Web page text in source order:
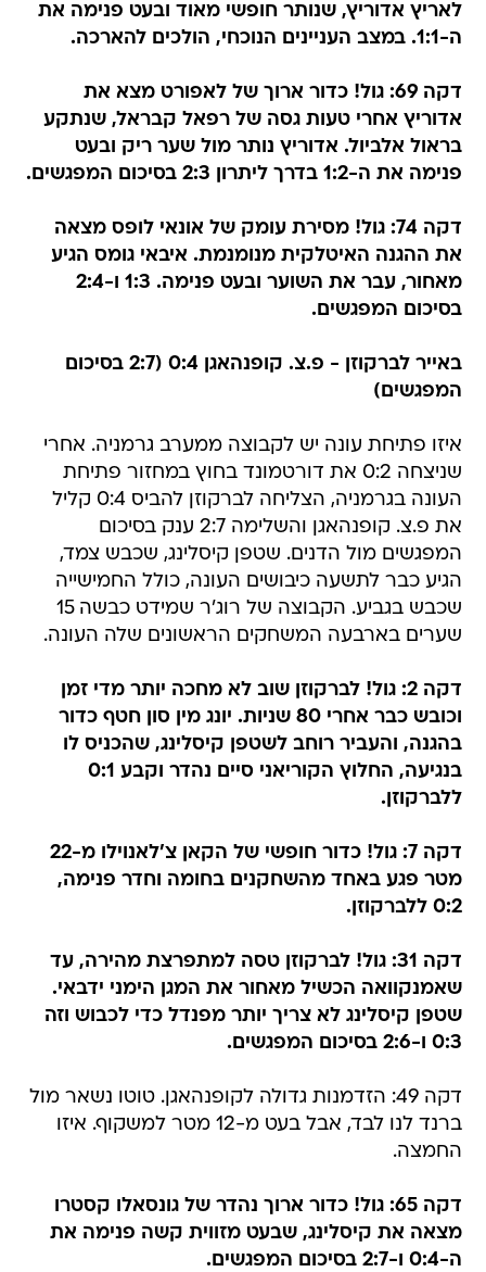
לאריץ אדוריץ, שנותר חופשי מאוד ובעט פנימה את
ה-1:1. במצב העניינים הנוכחי, הולכים להארכה.
דקה 69: גול! כדור ארוך של לאפורט מצא את
אדוריץ אחרי טעות גסה של רפאל קבראל, שנתקע
בראול אלביול. אדוריץ נותר מול שער ריק ובעט
פנימה את ה-1:2 בדרך ליתרון 2:3 בסיכום המפגשים.
דקה 74: גול! מסירת עומק של אונאי לופס מצאה
את ההגנה האיטלקית מנומנמת. איבאי גומס הגיע
מאחור, עבר את השוער ובעט פנימה. 1:3 ו-2:4
בסיכום המפגשים.
באייר לברקוזן - פ.צ. קופנהאגן 0:4
(2:7 בסיכום
המפגשים)
איזו פתיחת עונה יש לקבוצה ממערב גרמניה. אחרי
שניצחה 0:2 את דורטמונד בחוץ במחזור פתיחת
העונה בגרמניה, הצליחה לברקוזן להביס 0:4 קליל
את פ.צ. קופנהאגן והשלימה 2:7 ענק בסיכום
המפגשים מול הדנים. שטפן קיסלינג, שכבש צמד,
הגיע כבר לתשעה כיבושים העונה, כולל החמישייה
שכבש בגביע. הקבוצה של רוג'ר שמידט כבשה 15
שערים בארבעה המשחקים הראשונים שלה העונה.
דקה 2: גול! לברקוזן שוב לא מחכה יותר מדי זמן
וכובש כבר אחרי 80 שניות. יונג מין סון חטף כדור
בהגנה, והעביר רוחב לשטפן קיסלינג, שהכניס לו
בנגיעה, החלוץ הקוריאני סיים נהדר וקבע 0:1
ללברקוזן.
דקה 7: גול! כדור חופשי של הקאן צ'לאנוילו מ-22
מטר פגע באחד מהשחקנים בחומה וחדר פנימה,
0:2 ללברקוזן.
דקה 31: גול! לברקוזן טסה למתפרצת מהירה, עד
שאמנקוואה הכשיל מאחור את המגן הימני ידבאי.
שטפן קיסלינג לא צריך יותר מפנדל כדי לכבוש וזה
0:3 ו-2:6 בסיכום המפגשים.
דקה 49: הזדמנות גדולה לקופנהאגן. טוטו נשאר מול
ברנד לנו לבד, אבל בעט מ-12 מטר למשקוף. איזו
החמצה.
דקה 65: גול! כדור ארוך נהדר של גונסאלו קסטרו
מצאה את קיסלינג, שבעט מזווית קשה פנימה את
ה-0:4 ו-2:7 בסיכום המפגשים.